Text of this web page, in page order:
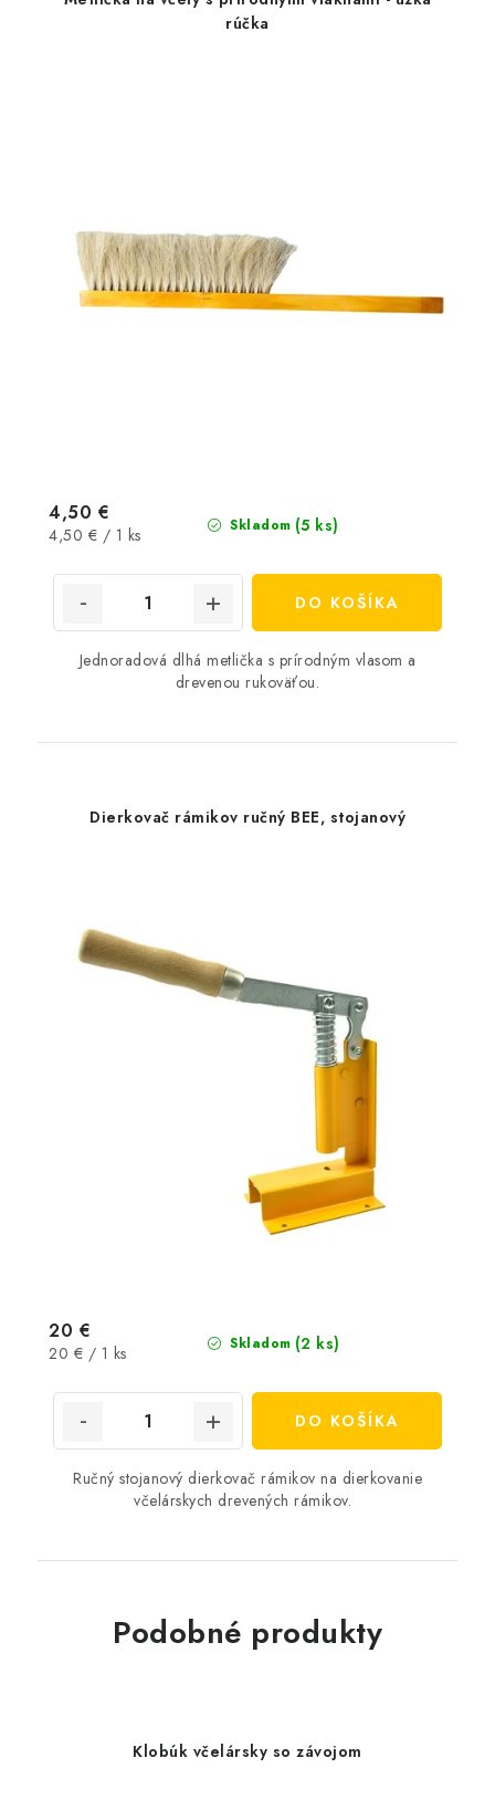
rúčka
Skladom (5 ks)
4,50 €
Jednotková
4,50 € / 1 ks
DO KOŠÍKA
Jednoradová dlhá metlička s prírodným vlasom a
drevenou rukoväťou.
Dierkovač rámikov ručný BEE, stojanový
Skladom (2 ks)
20 €
Jednotková
20 € / 1 ks
DO KOŠÍKA
Ručný stojanový dierkovač rámikov na dierkovanie
včelárskych drevených rámikov.
Podobné produkty
Klobúk včelársky so závojom